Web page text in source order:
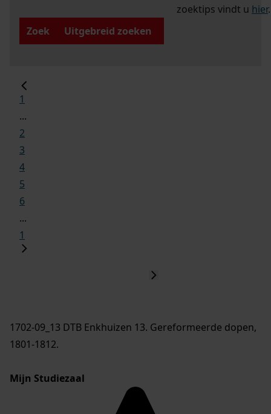
zoektips vindt u hier.
Zoek
Uitgebreid zoeken
1
...
2
3
4
5
6
...
1
1702-09_13 DTB Enkhuizen 13. Gereformeerde dopen,
1801-1812.
Mijn Studiezaal